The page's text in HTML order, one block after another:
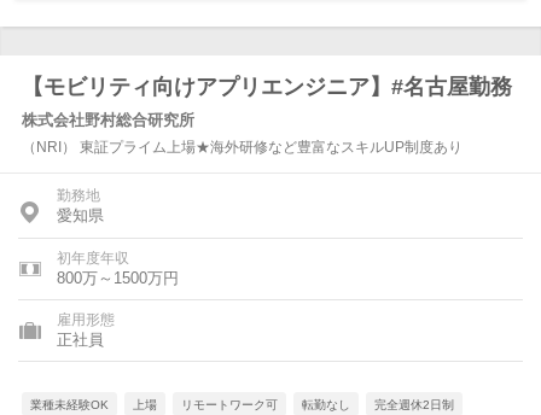
【モビリティ向けアプリエンジニア】#名古屋勤務
株式会社野村総合研究所
（NRI） 東証プライム上場★海外研修など豊富なスキルUP制度あり
勤務地
愛知県
初年度年収
800万～1500万円
雇用形態
正社員
業種未経験OK 上場 リモートワーク可 転勤なし 完全週休2日制